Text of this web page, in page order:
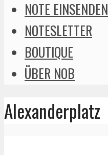
NOTE EINSENDEN
NOTESLETTER
BOUTIQUE
ÜBER NOB
Alexanderplatz